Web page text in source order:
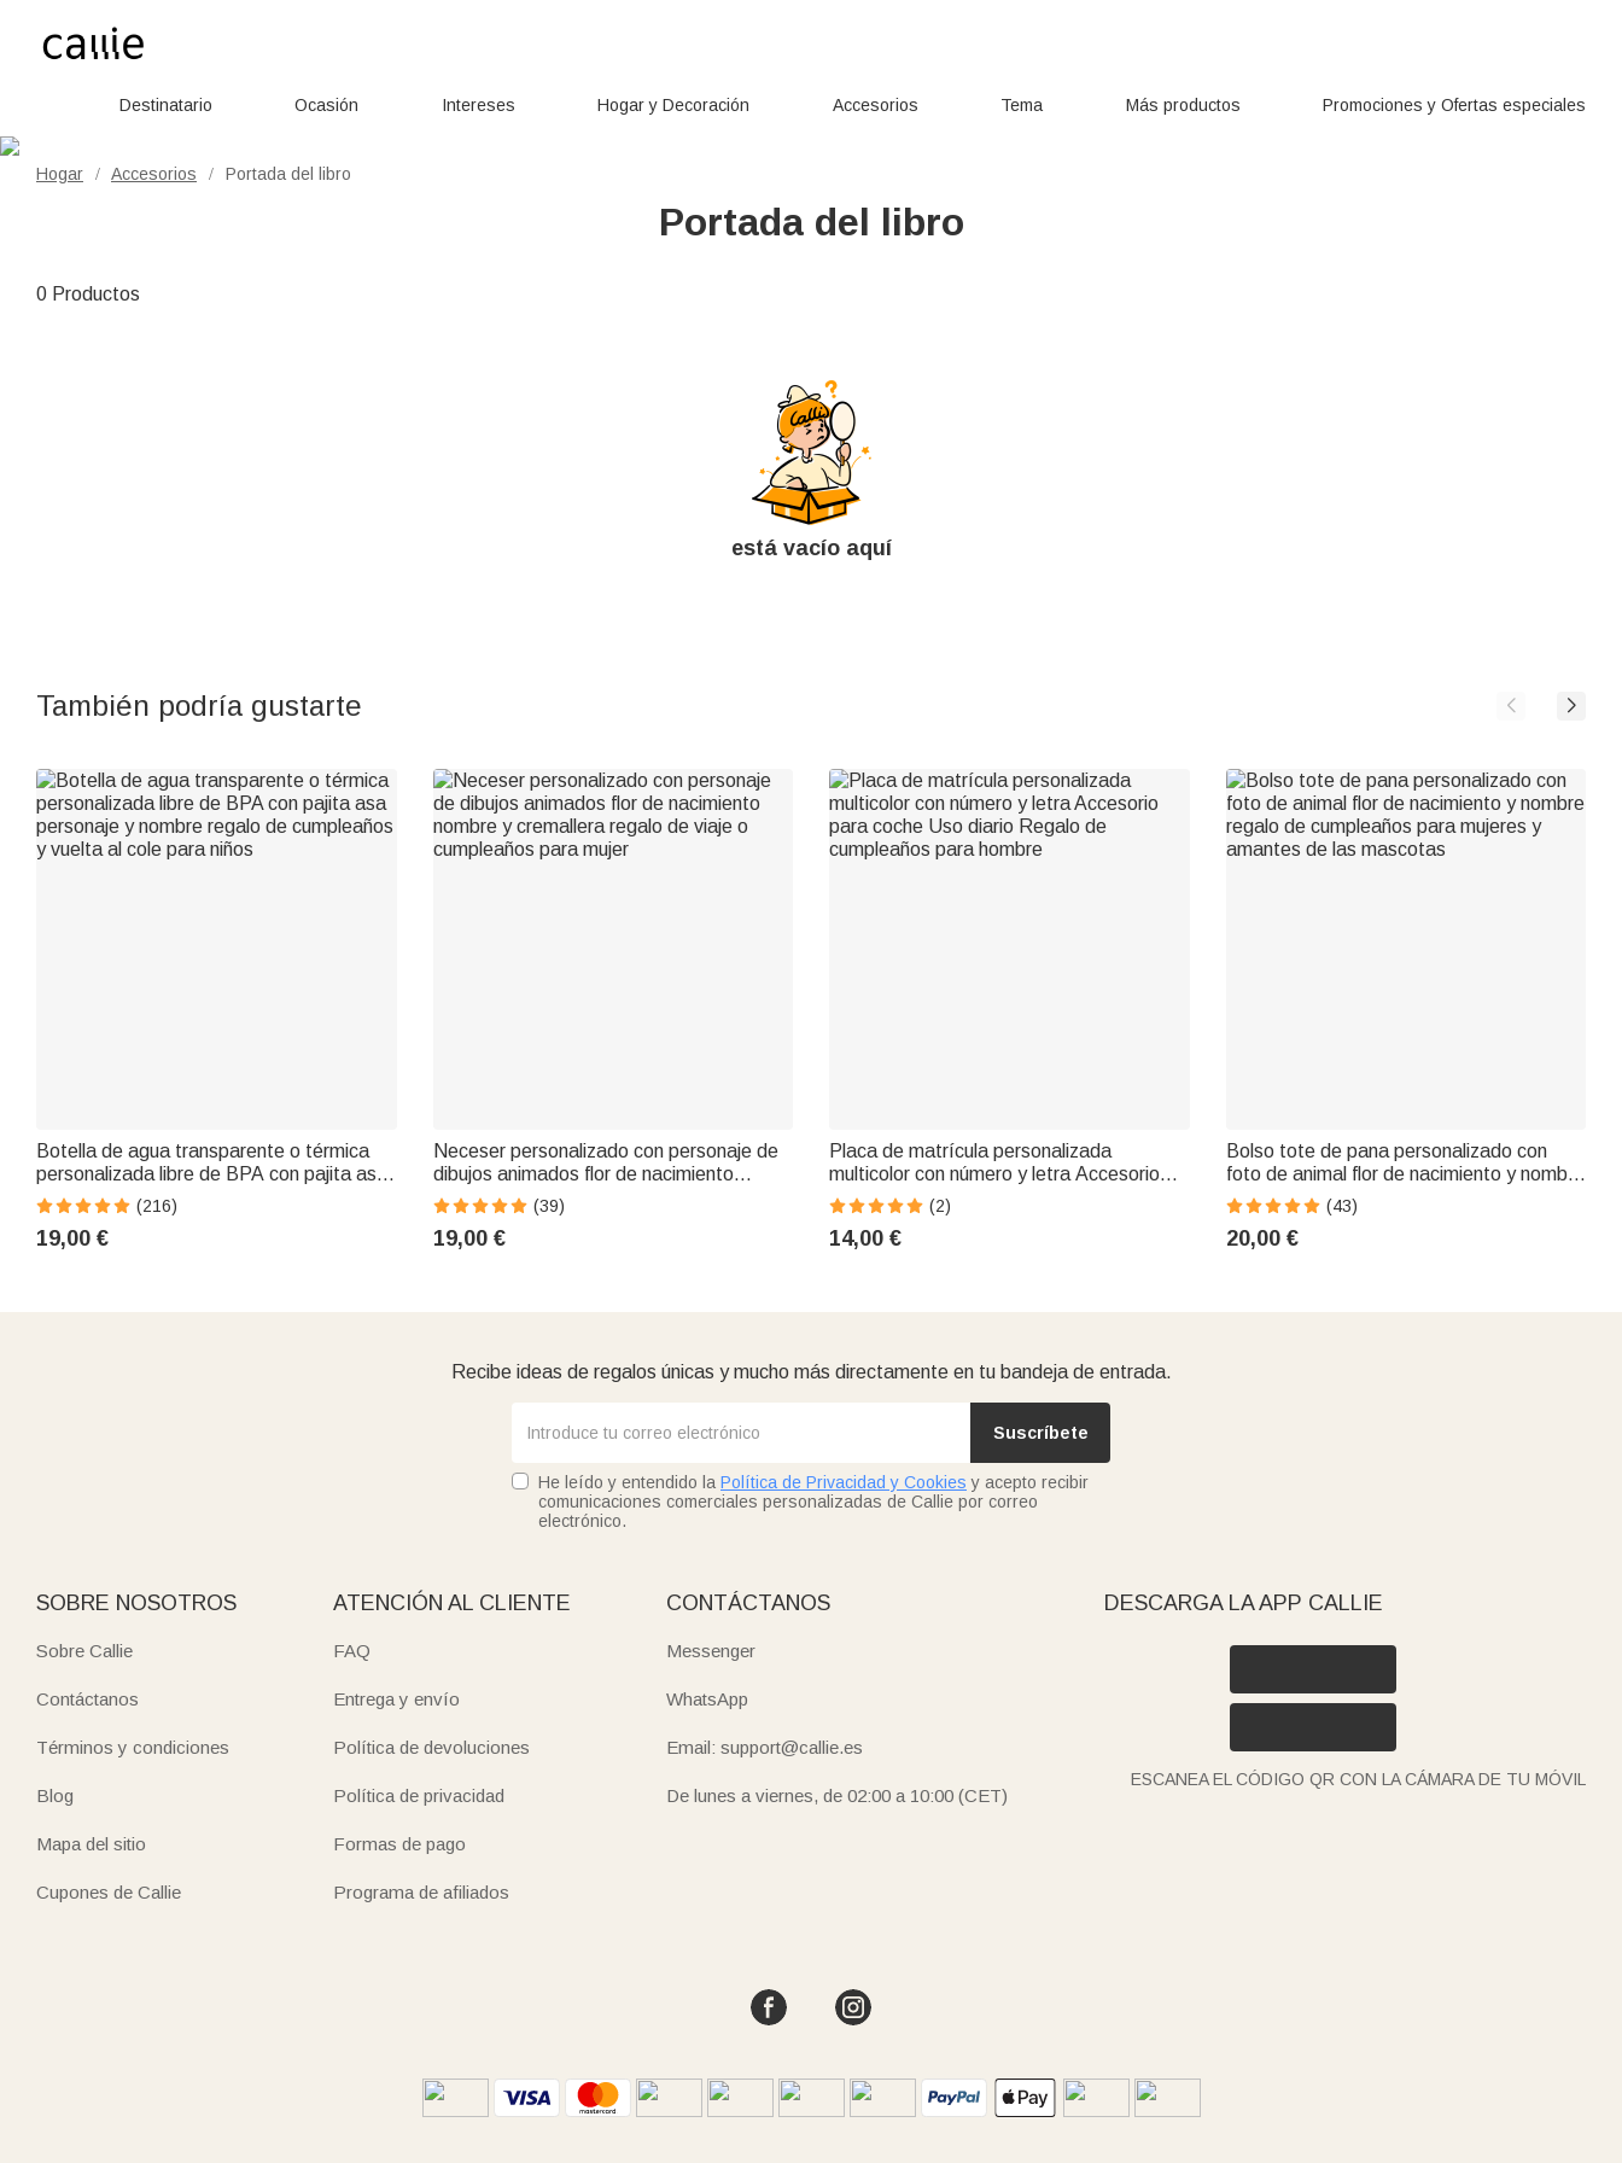
Destinatario Ocasión Intereses Hogar y Decoración Accesorios Tema Más productos Promociones y Ofertas especiales
Hogar / Accesorios / Portada del libro
Portada del libro
0 Productos
está vacío aquí
También podría gustarte
Botella de agua transparente o térmica
personalizada libre de BPA con pajita asa
personaje y nombre regalo de cumpleaños
y vuelta al cole para niños
(216)
19,00 €
Neceser personalizado con personaje de
dibujos animados flor de nacimiento
nombre y cremallera regalo de viaje o
cumpleaños para mujer
(39)
19,00 €
Placa de matrícula personalizada
multicolor con número y letra Accesorio
para coche Uso diario Regalo de
cumpleaños para hombre
(2)
14,00 €
Bolso tote de pana personalizado con
foto de animal flor de nacimiento y nombre
regalo de cumpleaños para mujeres y
amantes de las mascotas
(43)
20,00 €
Recibe ideas de regalos únicas y mucho más directamente en tu bandeja de entrada.
Suscríbete
He leído y entendido la Política de Privacidad y Cookies y acepto recibir
comunicaciones comerciales personalizadas de Callie por correo
electrónico.
SOBRE NOSOTROS
Sobre Callie
Contáctanos
Términos y condiciones
Blog
Mapa del sitio
Cupones de Callie
ATENCIÓN AL CLIENTE
FAQ
Entrega y envío
Política de devoluciones
Política de privacidad
Formas de pago
Programa de afiliados
CONTÁCTANOS
Messenger
WhatsApp
Email: support@callie.es
De lunes a viernes, de 02:00 a 10:00 (CET)
DESCARGA LA APP CALLIE
ESCANEA EL CÓDIGO QR CON LA CÁMARA DE TU MÓVIL